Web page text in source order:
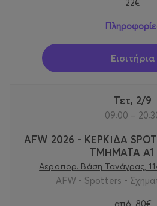
22€
Εισιτήρια
Τετ, 2/9
09:00 –
AFW 2026 - ΚΕΡΚΙΔΑ
ΤΜΗΜΑΤΑ Α1
Αεροπορ. Βάση Τανάγρας,
AFW - Spotters -